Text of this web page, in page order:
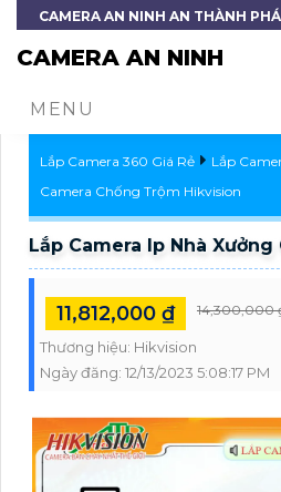
CAMERA AN NINH AN THÀNH
CAMERA AN NINH
MENU
Lắp Camera 360 Giá Rẻ Lắp
Camera Chống Trộm Hikvision
Lắp Camera Ip Nhà Xưởng
11,812,000 ₫ 14,300,000
Thương hiệu: Hikvision
Ngày đăng: 12/13/2023 5:08:17 PM